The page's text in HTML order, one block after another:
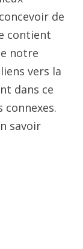
de
contient
notre
vers la
dans ce
connexes.
savoir